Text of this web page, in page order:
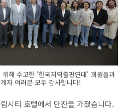
해 수고한 '한국지역출판연대' 회원들과
자 여러분 모두 감사합니다!
시티 호텔에서 만찬을 가졌습니다.